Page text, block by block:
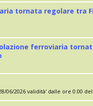
tornata regolare tra
ferroviaria
2026 validità' dalle ore 0.00